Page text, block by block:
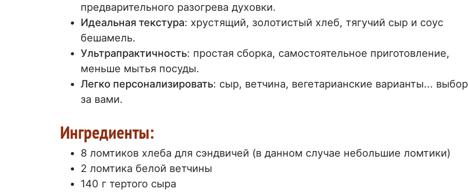
предварительного разогрева духовки.
Идеальная текстура: хрустящий, золотистый хлеб, тягучий сыр и соус
бешамель.
Ультрапрактичность: простая сборка, самостоятельное приготовление,
меньше мытья посуды.
Легко персонализировать: сыр, ветчина, вегетарианские варианты... выбор
за вами.
Ингредиенты:
8 ломтиков хлеба для сэндвичей (в данном случае небольшие ломтики)
2 ломтика белой ветчины
140 г тертого сыра